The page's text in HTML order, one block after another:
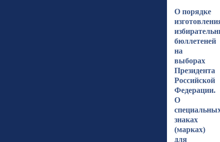
О порядке
бюллетеней
на
выборах
Президента
Российской
Федерации.
О
знаках
(марках)
для